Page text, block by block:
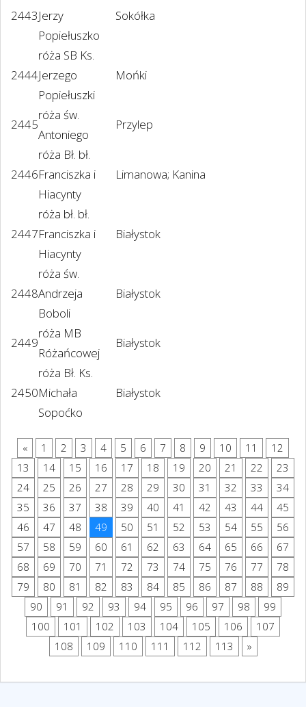
2443Jerzy
Popiełuszko
Sokółka
2444
róża SB Ks.
Jerzego
Popiełuszki
Mońki
2445
róża św.
Antoniego
Przylep
2446
róża Bł. bł.
Franciszka i
Hiacynty
Limanowa; Kanina
2447
róża bł. bł.
Franciszka i
Hiacynty
Białystok
2448
róża św.
Andrzeja
Boboli
Białystok
2449
róża MB
Różańcowej
Białystok
2450
róża Bł. Ks.
Michała
Sopoćko
Białystok
« 1 2 3 4 5 6 7 8 9 10 11
12
13
14 15 16 17 18 19 20 21 22
23
24
25 26 27 28 29 30 31 32 33
34
35
36 37 38 39 40 41 42 43 44
45
46
47 48 49 50 51 52 53 54 55
56
57
58 59 60 61 62 63 64 65 66
67
68
69 70 71 72 73 74 75 76 77
78
79
80 81 82 83 84 85 86 87 88
89
90
91 92 93 94 95 96 97 98
99
100
101 102 103 104 105 106
107
108
109 110 111 112 113 »